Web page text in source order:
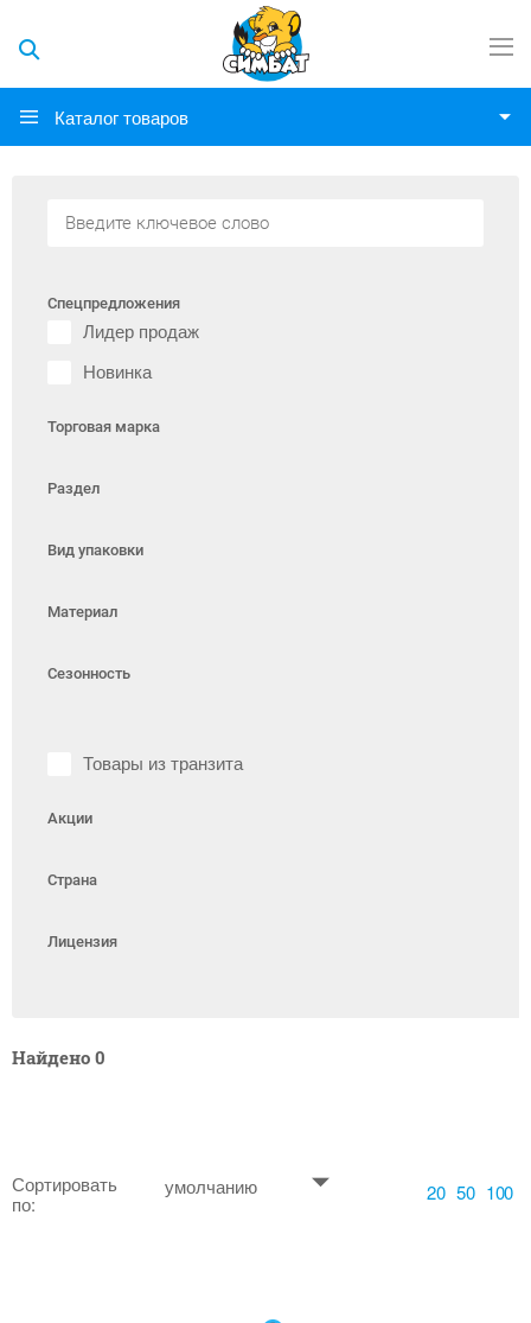
Каталог товаров
Спецпредложения
Лидер продаж
Новинка
Торговая марка
Раздел
Вид упаковки
Материал
Сезонность
Товары из транзита
Акции
Страна
Лицензия
Найдено 0
Сортировать
по:
умолчанию 20 50 100